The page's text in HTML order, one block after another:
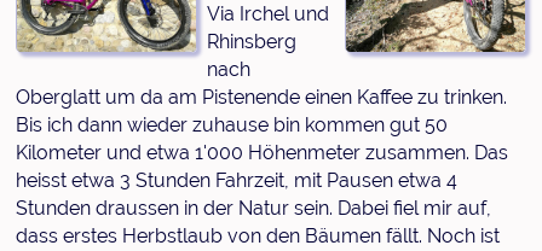
Via Irchel und
Rhinsberg
nach
Oberglatt um da am Pistenende einen Kaffee zu trinken.
Bis ich dann wieder zuhause bin kommen gut 50
Kilometer und etwa 1'000 Höhenmeter zusammen. Das
heisst etwa 3 Stunden Fahrzeit, mit Pausen etwa 4
Stunden draussen in der Natur sein. Dabei fiel mir auf,
dass erstes Herbstlaub von den Bäumen fällt. Noch ist